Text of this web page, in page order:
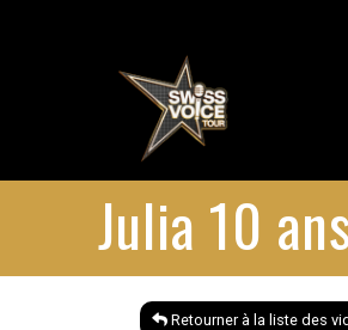
Julia 10
Retourner à la liste des